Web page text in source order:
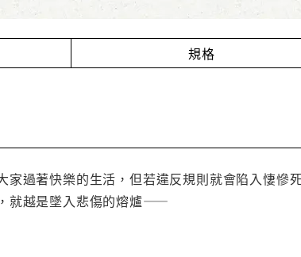
規格
家過著快樂的生活，但若違反規則就會陷入悽慘
就越是墜入悲傷的熔爐——